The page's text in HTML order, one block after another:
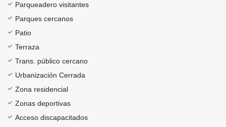
Parqueadero visitantes
Parques cercanos
Patio
Terraza
Trans. público cercano
Urbanización Cerrada
Zona residencial
Zonas deportivas
Acceso discapacitados